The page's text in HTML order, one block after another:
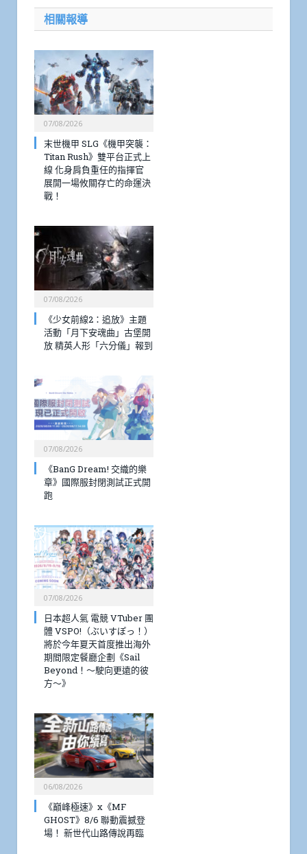
相關報導
07/08/2026
末世機甲 SLG《機甲突襲：
Titan Rush》雙平台正式上
線 化身肩負重任的指揮官
展開一場攸關存亡的命運決
戰！
07/08/2026
《少女前線2：追放》主題
活動「月下安魂曲」古堡開
放 精英人形「六分儀」報到
07/08/2026
《BanG Dream! 交織的樂
章》國際服封閉測試正式開
跑
07/08/2026
日本超人氣 電競 VTuber 團
體 VSPO!（ぶいすぽっ！）
將於今年夏天首度推出海外
期間限定餐廳企劃《Sail
Beyond！～駛向更遠的彼
方～》
06/08/2026
《巔峰極速》x《MF
GHOST》8/6 聯動震撼登
場！ 新世代山路傳說再臨